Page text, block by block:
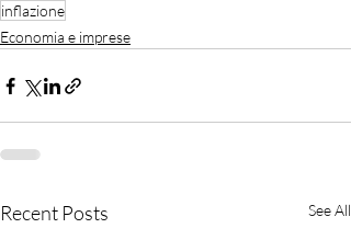
inflazione
Economia e imprese
Recent Posts See All